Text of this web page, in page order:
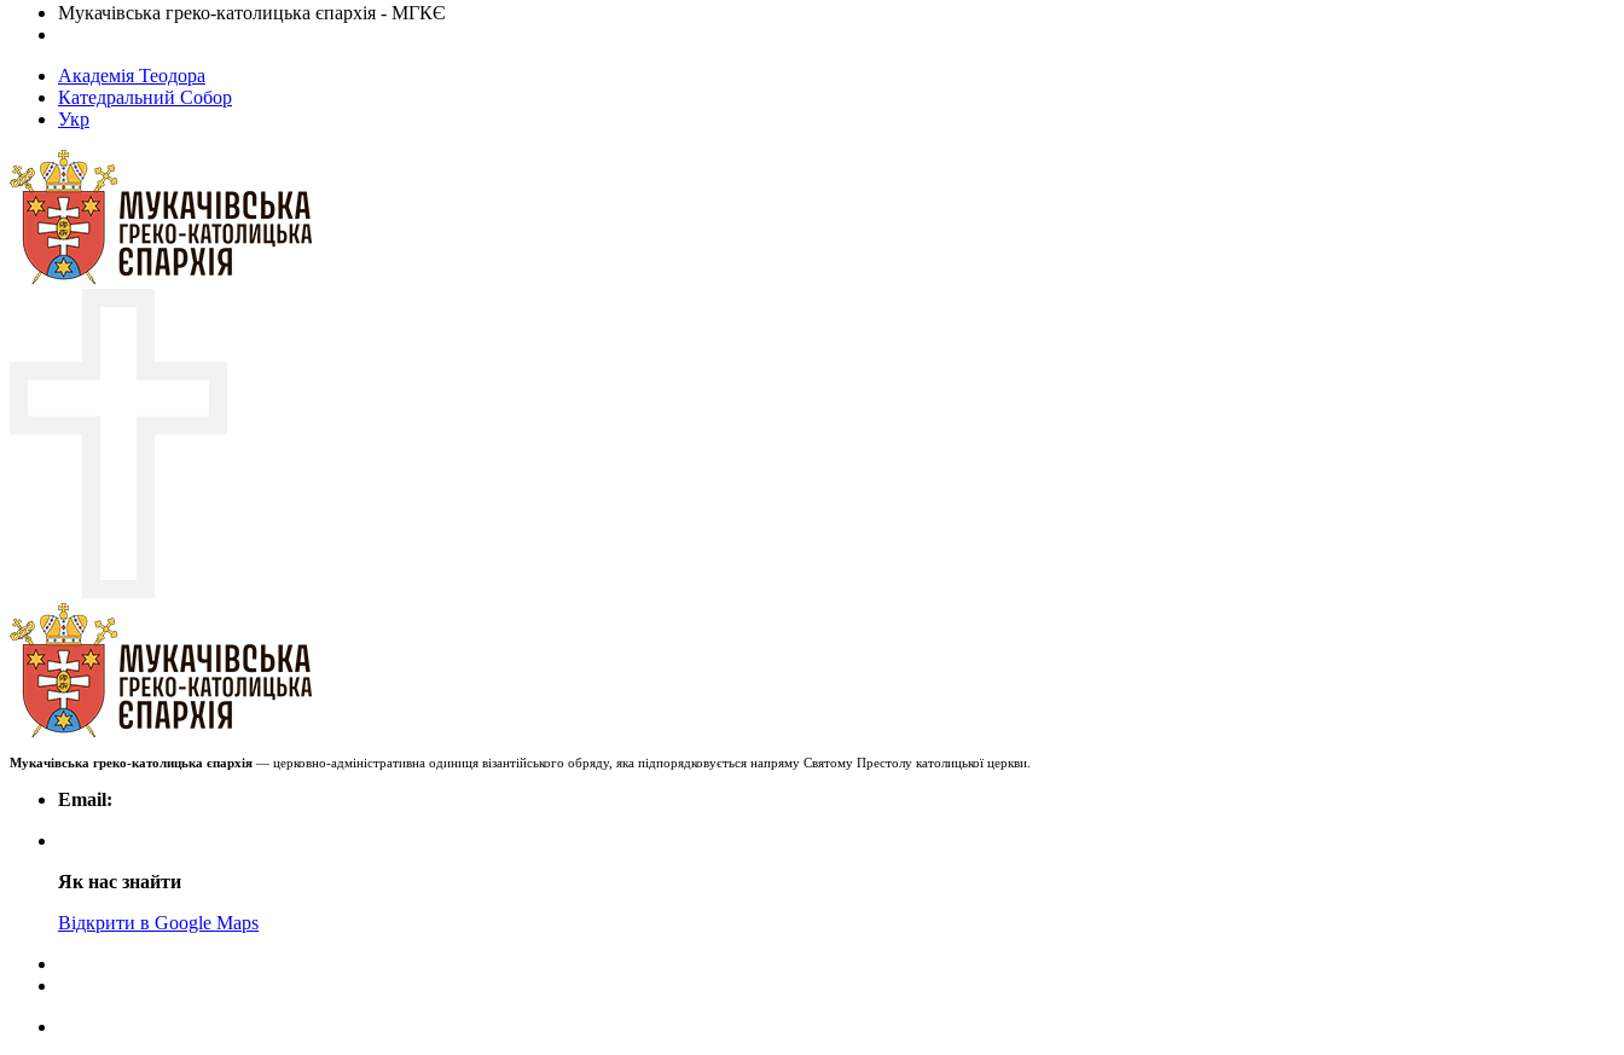
Мукачівська греко-католицька єпархія - МГКЄ
Академія Теодора
Катедральний Собор
Укр
Мукачівська греко-католицька єпархія — церковно-адміністративна одиниця візантійського обряду, яка підпорядковується напряму Святому Престолу католицької церкви.
Email:
Як нас знайти
Відкрити в Google Maps